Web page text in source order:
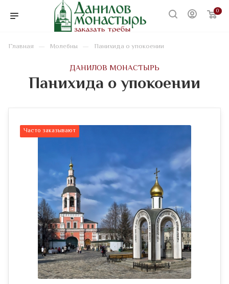
0
Главная — Молебны — Панихида о упокоении
ДАНИЛОВ МОНАСТЫРЬ
Панихида о упокоении
Часто заказывают